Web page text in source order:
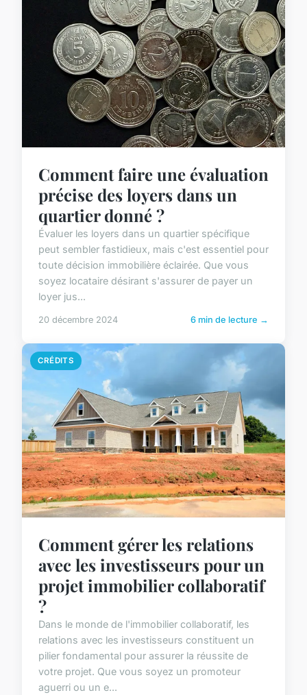
Comment faire une évaluation
précise des loyers dans un
quartier donné ?
Évaluer les loyers dans un quartier spécifique
peut sembler fastidieux, mais c'est essentiel pour
toute décision immobilière éclairée. Que vous
soyez locataire désirant s'assurer de payer un
loyer jus...
20 décembre 2024 6 min de lecture →
CRÉDITS
Comment gérer les relations
avec les investisseurs pour un
projet immobilier collaboratif
?
Dans le monde de l'immobilier collaboratif, les
relations avec les investisseurs constituent un
pilier fondamental pour assurer la réussite de
votre projet. Que vous soyez un promoteur
aguerri ou un e...